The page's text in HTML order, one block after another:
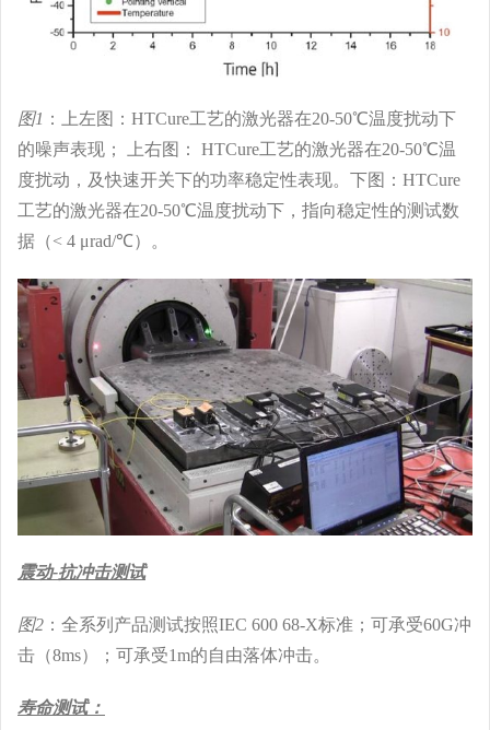
图1 ：上左图：HTCure工艺的激光器在20-50℃温度扰动下
的噪声表现； 上右图： HTCure工艺的激光器在20-50℃温
度扰动，及快速开关下的功率稳定性表现。下图：HTCure
工艺的激光器在20-50℃温度扰动下，指向稳定性的测试数
据（< 4 μrad/℃）。
震动-抗冲击测试
图2 ：全系列产品测试按照IEC 600 68-X标准；可承受60G冲
击（8ms）；可承受1m的自由落体冲击。
寿命测试：